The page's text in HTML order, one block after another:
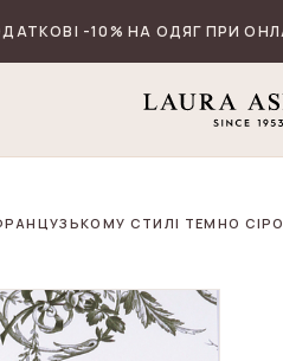
-10% НА ОДЯГ ПРИ
СТИЛІ ТЕМНО